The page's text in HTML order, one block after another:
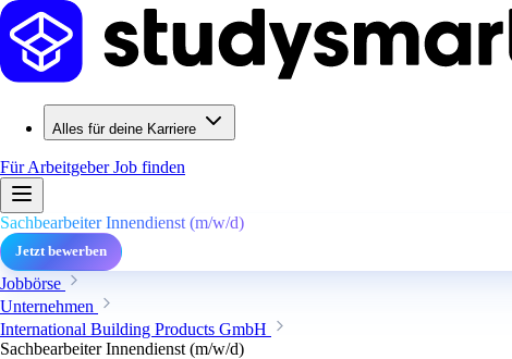
Alles für deine Karriere
Für ArbeitgeberJob finden
Sachbearbeiter Innendienst (m/w/d)
Jetzt bewerben
Jobbörse
Unternehmen
International Building Products GmbH
Sachbearbeiter Innendienst (m/w/d)